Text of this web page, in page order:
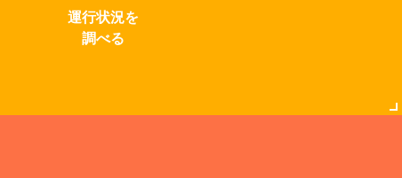
運行状況を
調べる